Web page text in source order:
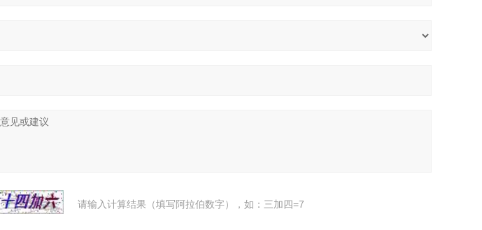
请输入计算结果（填写阿拉伯数字），如：三加四=7